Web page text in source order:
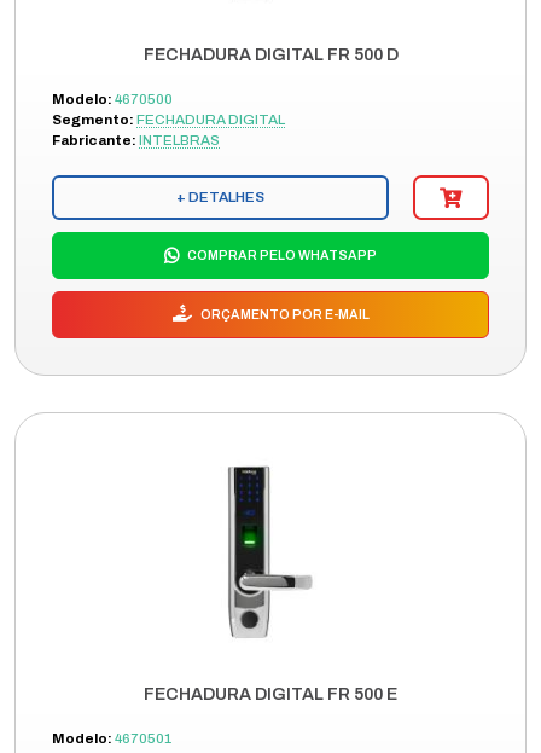
FECHADURA DIGITAL FR 500 D
Modelo: 4670500
Segmento: FECHADURA DIGITAL
Fabricante: INTELBRAS
+ DETALHES
COMPRAR PELO WHATSAPP
ORÇAMENTO POR E-MAIL
FECHADURA DIGITAL FR 500 E
Modelo: 4670501